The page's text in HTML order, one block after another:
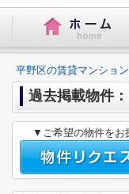
平野区の賃貸マンショ
過去掲載物件
▼ご希望の物件をお